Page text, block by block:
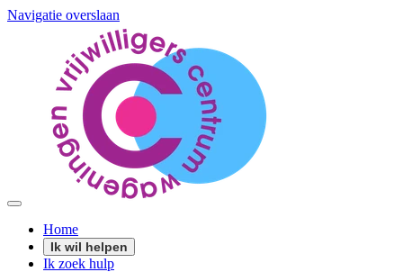
Navigatie overslaan
Home
Ik wil helpen
Ik zoek hulp